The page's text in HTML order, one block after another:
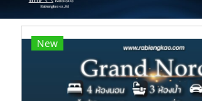
New